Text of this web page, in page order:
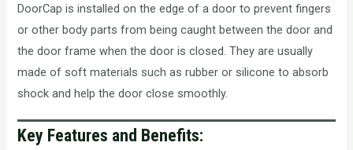
DoorCap is installed on the edge of a door to prevent fingers
or other body parts from being caught between the door and
the door frame when the door is closed. They are usually
made of soft materials such as rubber or silicone to absorb
shock and help the door close smoothly.
Key Features and Benefits: